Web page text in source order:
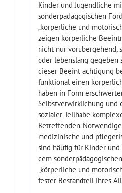
Kinder und Jugendliche
sonderpädagogischen
„körperliche und
zeigen körperliche
nicht nur vorübergehend,
oder lebenslang gegeben
dieser Beeinträchtigung
funktional einen
haben in Form
Selbstverwirklichung und
sozialer Teilhabe
Betreffenden.
medizinische und
sind häufig für Kinder
dem
„körperliche und
fester Bestandteil ihres